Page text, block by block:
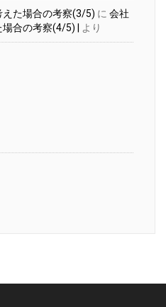
た場合の考察(3/5) に 会社
合の考察(4/5) |
より